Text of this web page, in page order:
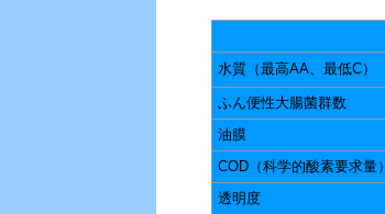
水質（最高AA、最低C）
ふん便性大腸菌群数
油膜
COD（科学的酸素要求量）
透明度